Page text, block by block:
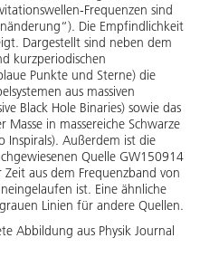
Frequenzen sind
Die Empfindlichkeit
Dargestellt sind neben dem
kurzperiodischen
Punkte und Sterne) die
aus massiven
Black Hole Binaries) sowie das
in massereiche Schwarze
Inspirals). Außerdem ist die
Quelle GW150914
aus dem Frequenzband von
ist. Eine ähnliche
Linien für andere Quellen.
Abbildung aus Physik Journal